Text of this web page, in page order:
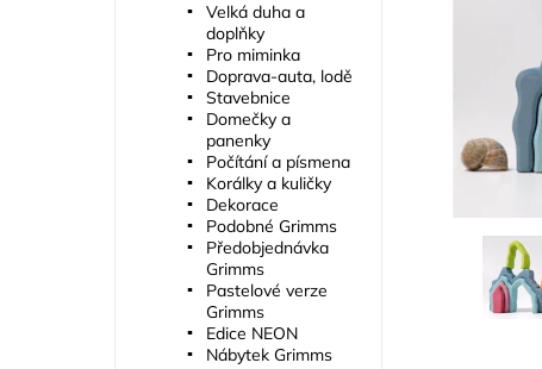
Velká duha a
doplňky
Pro miminka
Doprava-auta, lodě
Stavebnice
Domečky a
panenky
Počítání a písmena
Korálky a kuličky
Dekorace
Podobné Grimms
Předobjednávka
Grimms
Pastelové verze
Grimms
Edice NEON
Nábytek Grimms